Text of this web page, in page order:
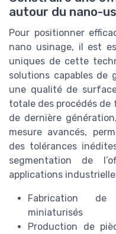
autour du nano-
Pour positionner
nano usinage, il est
uniques de cette
solutions capables de
une qualité de
totale des procédés
de dernière
mesure avancés,
des tolérances
segmentation de
applications
Fabrication de
miniaturisés
Production de